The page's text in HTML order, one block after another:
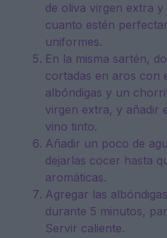
de oliva virgen extra
cuanto estén
uniformes.
En la misma sartén,
cortadas en aros con
albóndigas y un
virgen extra, y añadir
vino tinto.
Añadir un poco de
dejarlas cocer hasta
aromáticas.
Agregar las
durante 5 minutos,
Servir caliente.